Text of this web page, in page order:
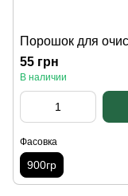
Порошок для
55 грн
В наличии
Фасовка
900гр